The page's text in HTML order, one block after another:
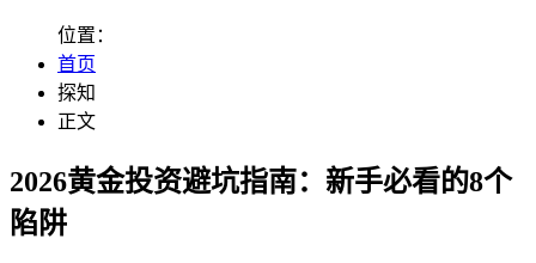
位置：
首页
探知
正文
2026黄金投资避坑指南：新手必看的8个
陷阱